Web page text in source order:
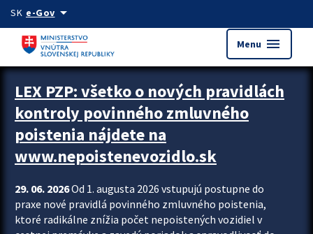
Preskocit na hlavný obsah
SK e-Govarrow_drop_down
Menu menu
Zastavit automatický posun upútavok
LEX PZP: všetko o nových pravidlách
kontroly povinného zmluvného
poistenia nájdete na
www.nepoistenevozidlo.sk
29. 06. 2026Od 1. augusta 2026 vstupujú postupne do
praxe nové pravidlá povinného zmluvného poistenia,
ktoré radikálne znížia počet nepoistených vozidiel v